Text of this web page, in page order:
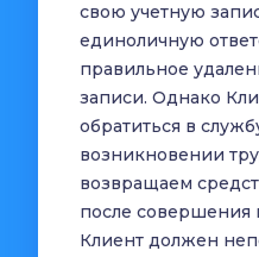
свою учетную
единоличную
правильное
записи. Однако
обратиться в
возникновении
возвращаем
после совершения
Клиент должен